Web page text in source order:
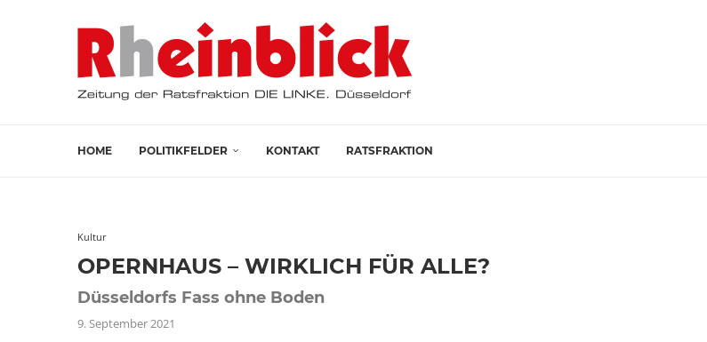
HOME POLITIKFELDER KONTAKT RATSFRAKTION
Kultur
OPERNHAUS – WIRKLICH FÜR ALLE?
Düsseldorfs Fass ohne Boden
9. September 2021